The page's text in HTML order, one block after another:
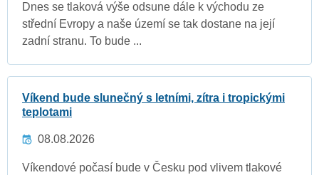
Dnes se tlaková výše odsune dále k východu ze
střední Evropy a naše území se tak dostane na její
zadní stranu. To bude ...
Víkend bude slunečný s letními, zítra i tropickými
teplotami
08.08.2026
Víkendové počasí bude v Česku pod vlivem tlakové